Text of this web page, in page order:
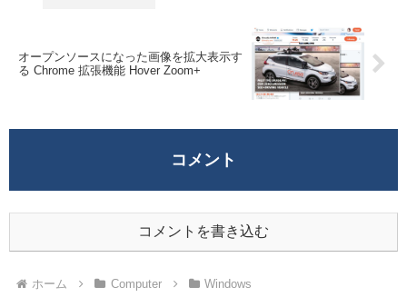
オープンソースになった画像を拡大表示す
る Chrome 拡張機能 Hover Zoom+
コメント
コメントを書き込む
ホーム Computer Windows